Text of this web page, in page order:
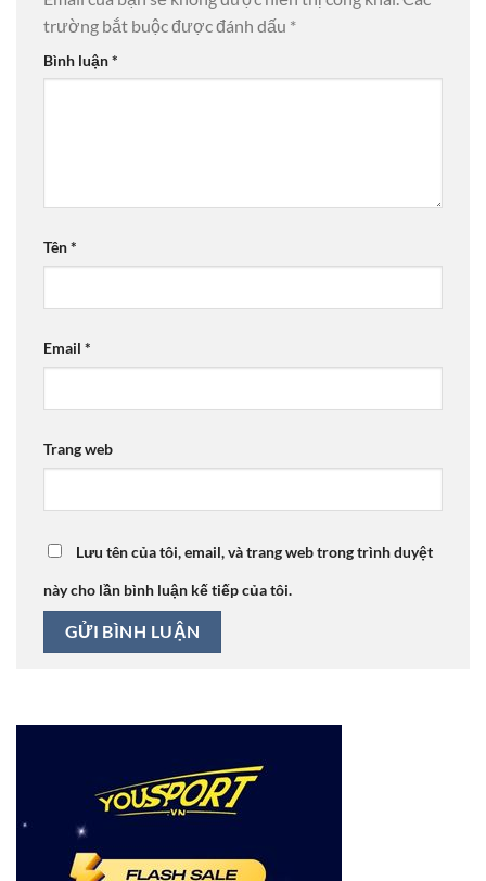
trường bắt buộc được đánh dấu *
Bình luận*
Tên*
Email *
Trang web
Lưu tên của tôi, email, và trang web trong trình duyệt
này cho lần bình luận kế tiếp của tôi.